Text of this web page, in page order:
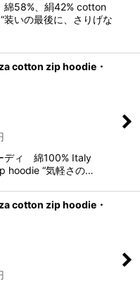
58%、絹42% cotton
いの最後に、さりげな
cotton zip hoodie・
ディ 綿100% Italy
hoodie “気軽さの…
cotton zip hoodie・